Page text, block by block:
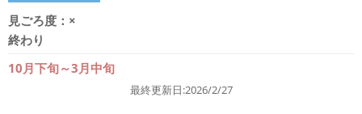
見ごろ度： ×
終わり
10月下旬～3月中旬
最終更新日:2026/2/27